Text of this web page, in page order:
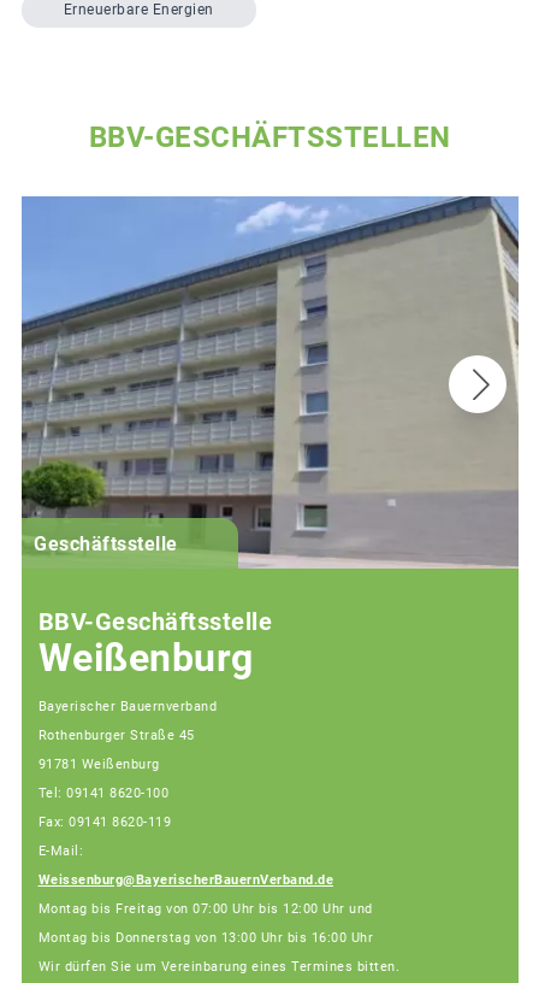
Erneuerbare Energien
BBV-GESCHÄFTSSTELLEN
Geschäftsstelle
BBV-Geschäftsstelle
Weißenburg
Bayerischer Bauernverband
Rothenburger Straße 45
91781 Weißenburg
Tel: 09141 8620-100
Fax: 09141 8620-119
E-Mail:
Weissenburg@BayerischerBauernVerband.de
Montag bis Freitag von 07:00 Uhr bis 12:00 Uhr und
Montag bis Donnerstag von 13:00 Uhr bis 16:00 Uhr
Wir dürfen Sie um Vereinbarung eines Termines bitten.